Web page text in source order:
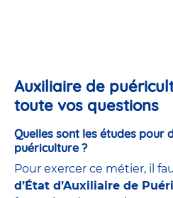
Auxiliaire de
toute vos questions
Quelles sont les études pour
puériculture ?
Pour exercer ce métier, il
d’État d’Auxiliaire de